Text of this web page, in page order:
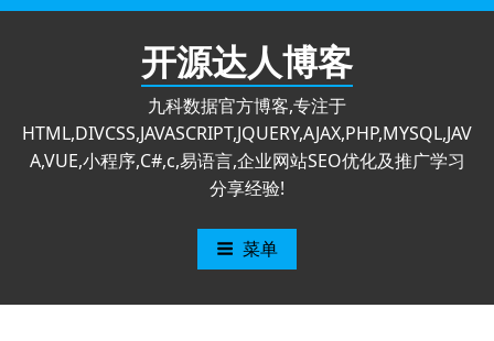
跳
开源达人博客
九科数据官方博客,专注于
HTML,DIVCSS,JAVASCRIPT,JQUERY,AJAX,PHP,MYSQL,JAV
A,VUE,小程序,C#,c,易语言,企业网站SEO优化及推广学习
分享经验!
菜单